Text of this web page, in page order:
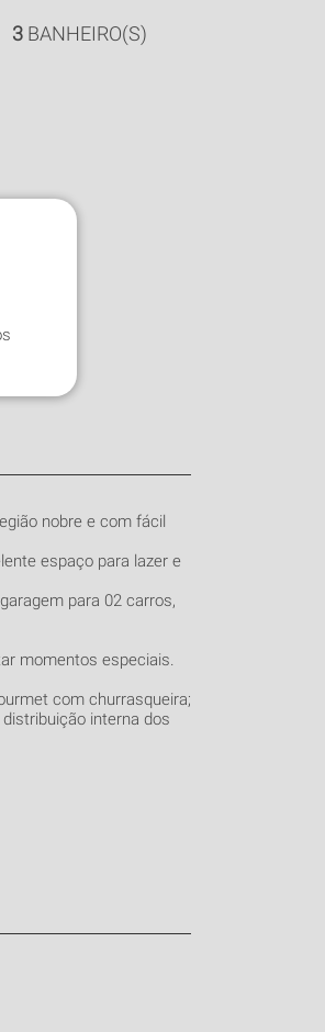
3 BANHEIRO(S)
nobre e com fácil
espaço para lazer e
para 02 carros,
momentos especiais.
com churrasqueira;
distribuição interna dos